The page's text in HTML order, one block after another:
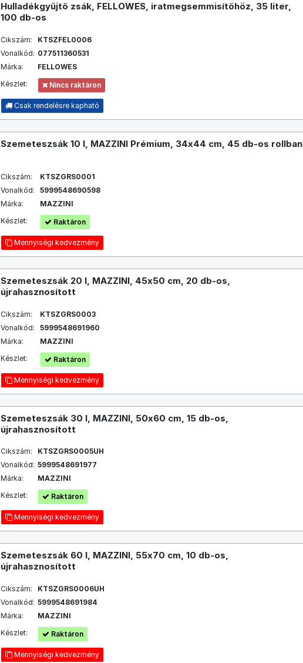
Hulladékgyűjtő zsák, FELLOWES, iratmegsemmisítőhöz, 35 liter,
100 db-os
Cikszám:
KTSZFEL0006
Vonalkód: 077511360531
Márka:
FELLOWES
Készlet:
Nincs raktáron
Csak rendelésre kapható
Szemeteszsák 10 l, MAZZINI Prémium, 34x44 cm, 45 db-os rollban
Cikszám:
KTSZGRS0001
Vonalkód:
5999548690598
Márka:
MAZZINI
Készlet:
Raktáron
Mennyiségi kedvezmény
Szemeteszsák 20 l, MAZZINI, 45x50 cm, 20 db-os,
újrahasznosított
Cikszám:
KTSZGRS0003
Vonalkód:
5999548691960
Márka:
MAZZINI
Készlet:
Raktáron
Mennyiségi kedvezmény
Szemeteszsák 30 l, MAZZINI, 50x60 cm, 15 db-os,
újrahasznosított
Cikszám:
KTSZGRS0005UH
Vonalkód: 5999548691977
Márka:
MAZZINI
Készlet:
Raktáron
Mennyiségi kedvezmény
Szemeteszsák 60 l, MAZZINI, 55x70 cm, 10 db-os,
újrahasznosított
Cikszám:
KTSZGRS0006UH
Vonalkód: 5999548691984
Márka:
MAZZINI
Készlet:
Raktáron
Mennyiségi kedvezmény